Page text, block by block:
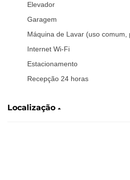
Elevador
Garagem
Máquina de Lavar (uso comum,
Internet Wi-Fi
Estacionamento
Recepção 24 horas
Localização